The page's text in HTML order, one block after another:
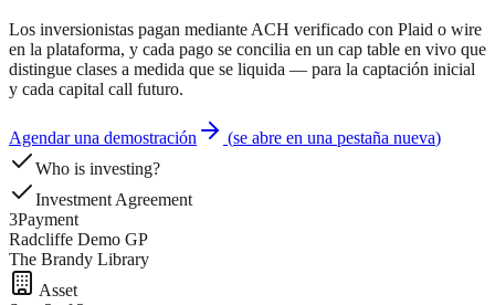
Los inversionistas pagan mediante ACH verificado con Plaid o wire
en la plataforma, y cada pago se concilia en un cap table en vivo que
distingue clases a medida que se liquida — para la captación inicial
y cada capital call futuro.
Agendar una demostración (se abre en una pestaña nueva)
Who is investing?
Investment Agreement
3Payment
Radcliffe Demo GP
The Brandy Library
Asset